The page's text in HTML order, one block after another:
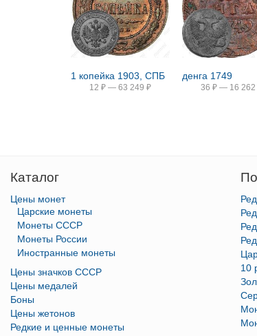
1 копейка 1903, СПБ
12 ₽ — 63 249 ₽
денга 1749
36 ₽ — 16 262
Каталог
Цены монет
Царские монеты
Монеты СССР
Монеты России
Иностранные монеты
Цены значков СССР
Цены медалей
Боны
Цены жетонов
Редкие и ценные монеты
10